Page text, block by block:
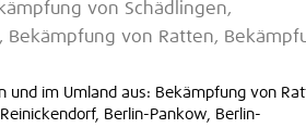
von Schädlingen,
Bekämpfung von Ratten,
und im Umland aus: Bekämpfung von
Berlin-Pankow, Berlin-